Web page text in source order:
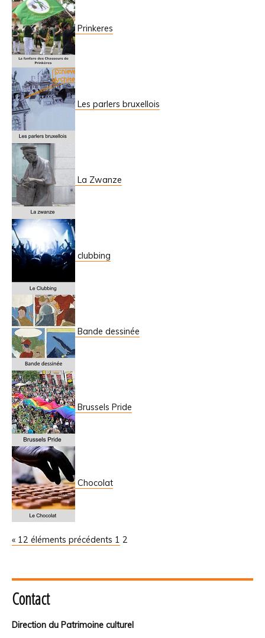
Prinkeres
Les parlers bruxellois
La Zwanze
clubbing
Bande dessinée
Brussels Pride
Chocolat
« 12 éléments précédents 1 2
Contact
Direction du Patrimoine culturel